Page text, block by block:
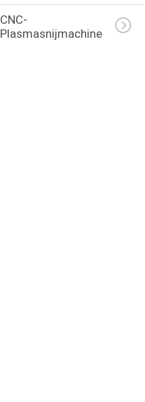
CNC-
Plasmasnijmachine